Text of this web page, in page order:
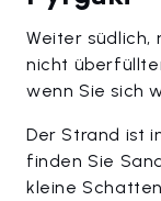
Weiter südlich,
nicht
wenn Sie sich
Der Strand ist
finden Sie
kleine